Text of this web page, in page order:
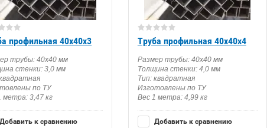
профильная 40х40х3
трубы: 40х40 мм
стенки: 3,0 мм
по ТУ
метра: 3,47 кг
Добавить к сравнению
Труба профильная 40х40х4
Размер трубы: 40х40 мм
Толщина стенки: 4,0 мм
Тип: квадратная
Изготовлены по ТУ
Вес 1 метра: 4,99 кг
Добавить к сравнению